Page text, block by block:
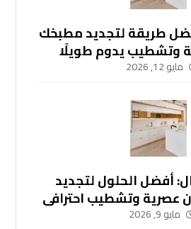
طريقة لتجديد مطبخك
وتشطيب يدوم طويلًا
-51748296 مايو 12, 2026
أفضل الحلول لتجديد
عصرية وتشطيب احترافي
-51748296 مايو 9, 2026